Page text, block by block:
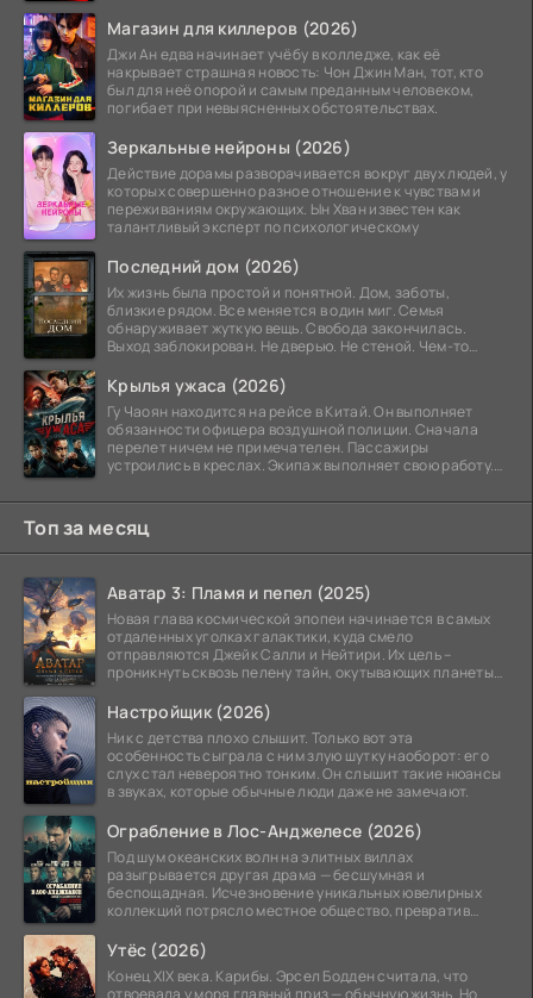
Магазин для киллеров (2026)
Джи Ан едва начинает учёбу в колледже, как её
накрывает страшная новость: Чон Джин Ман, тот, кто
был для неё опорой и самым преданным человеком,
погибает при невыясненных обстоятельствах.
Зеркальные нейроны (2026)
Действие дорамы разворачивается вокруг двух людей, у
которых совершенно разное отношение к чувствам и
переживаниям окружающих. Ын Хван известен как
талантливый эксперт по психологическому
Последний дом (2026)
Их жизнь была простой и понятной. Дом, заботы,
близкие рядом. Все меняется в один миг. Семья
обнаруживает жуткую вещь. Свобода закончилась.
Выход заблокирован. Не дверью. Не стеной. Чем-то
Крылья ужаса (2026)
Гу Чаоян находится на рейсе в Китай. Он выполняет
обязанности офицера воздушной полиции. Сначала
перелет ничем не примечателен. Пассажиры
устроились в креслах. Экипаж выполняет свою работу.
Топ за месяц
Аватар 3: Пламя и пепел (2025)
Новая глава космической эпопеи начинается в самых
отдаленных уголках галактики, куда смело
отправляются Джейк Салли и Нейтири. Их цель –
проникнуть сквозь пелену тайн, окутывающих планеты
Настройщик (2026)
Ник с детства плохо слышит. Только вот эта
особенность сыграла с ним злую шутку наоборот: его
слух стал невероятно тонким. Он слышит такие нюансы
в звуках, которые обычные люди даже не замечают.
Ограбление в Лос-Анджелесе (2026)
Под шум океанских волн на элитных виллах
разыгрывается другая драма — бесшумная и
беспощадная. Исчезновение уникальных ювелирных
коллекций потрясло местное общество, превратив
Утёс (2026)
Конец XIX века. Карибы. Эрсел Бодден считала, что
отвоевала у моря главный приз — обычную жизнь. Но